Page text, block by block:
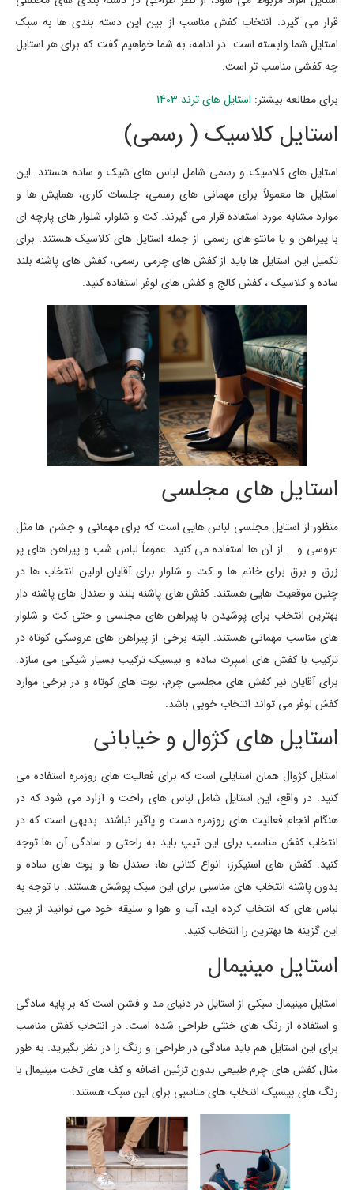
قرار می گیرد. انتخاب کفش مناسب از بین این دسته بندی ها به سبک
استایل شما وابسته است. در ادامه، به شما خواهیم گفت که برای هر استایل
چه کفشی مناسب تر است.
برای مطالعه بیشتر: استایل های ترند 1403
استایل کلاسیک ( رسمی)
استایل های کلاسیک و رسمی شامل لباس های شیک و ساده هستند. این
استایل ها معمولاً برای مهمانی های رسمی، جلسات کاری، همایش ها و
موارد مشابه مورد استفاده قرار می گیرند. کت و شلوار، شلوار های پارچه ای
با پیراهن و یا مانتو های رسمی از جمله استایل های کلاسیک هستند. برای
تکمیل این استایل ها باید از کفش های چرمی رسمی، کفش های پاشنه بلند
ساده و کلاسیک ، کفش کالج و کفش های لوفر استفاده کنید.
استایل های مجلسی
منظور از استایل مجلسی لباس هایی است که برای مهمانی و جشن ها مثل
عروسی و .. از آن ها استفاده می کنید. عموماً لباس شب و پیراهن های پر
زرق و برق برای خانم ها و کت و شلوار برای آقایان اولین انتخاب ها در
چنین موقعیت هایی هستند. کفش های پاشنه بلند و صندل های پاشنه دار
بهترین انتخاب برای پوشیدن با پیراهن های مجلسی و حتی کت و شلوار
های مناسب مهمانی هستند. البته برخی از پیراهن های عروسکی کوتاه در
ترکیب با کفش های اسپرت ساده و بیسیک ترکیب بسیار شیکی می سازد.
برای آقایان نیز کفش های مجلسی چرم، بوت های کوتاه و در برخی موارد
کفش لوفر می تواند انتخاب خوبی باشد.
استایل های کژوال و خیابانی
استایل کژوال همان استایلی است که برای فعالیت های روزمره استفاده می
کنید. در واقع، این استایل شامل لباس های راحت و آزارد می شود که در
هنگام انجام فعالیت های روزمره دست و پاگیر نباشند. بدیهی است که در
انتخاب کفش مناسب برای این تیپ باید به راحتی و سادگی آن ها توجه
کنید. کفش های اسنیکرز، انواع کتانی ها، صندل ها و بوت های ساده و
بدون پاشنه انتخاب های مناسبی برای این سبک پوشش هستند. با توجه به
لباس های که انتخاب کرده اید، آب و هوا و سلیقه خود می توانید از بین
این گزینه ها بهترین را انتخاب کنید.
استایل مینیمال
استایل مینیمال سبکی از استایل در دنیای مد و فشن است که بر پایه سادگی
و استفاده از رنگ های خنثی طراحی شده است. در انتخاب کفش مناسب
برای این استایل هم باید سادگی در طراحی و رنگ را در نظر بگیرید. به طور
مثال کفش های چرم طبیعی بدون تزئین اضافه و کف های تخت مینیمال با
رنگ های بیسیک انتخاب های مناسبی برای این سبک هستند.